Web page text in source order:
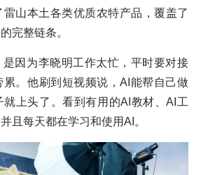
山本土各类优质农特产品，覆盖了
完整链条。
因为李晓明工作太忙，平时要对接
。他刷到短视频说，AI能帮自己做
上头了。看到有用的AI教材、AI工
且每天都在学习和使用AI。